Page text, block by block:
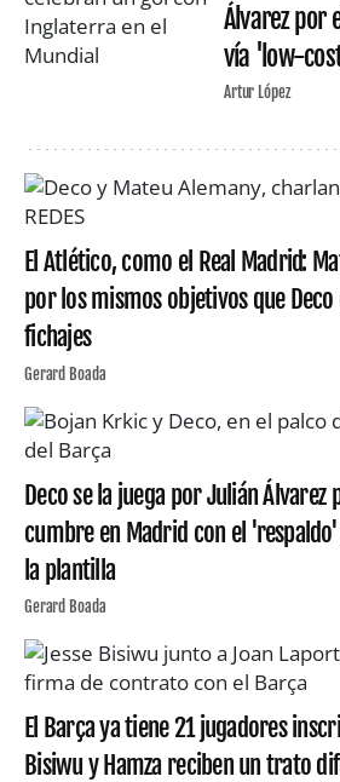
Álvarez por
vía 'low-
Artur López
El Atlético, como el Real Madrid:
por los mismos objetivos que
fichajes
Gerard Boada
Deco se la juega por Julián
cumbre en Madrid con el
la plantilla
Gerard Boada
El Barça ya tiene 21 jugadores
Bisiwu y Hamza reciben un trato